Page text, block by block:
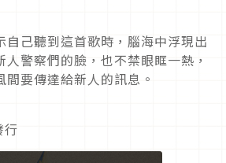
自己聽到這首歌時，腦海中浮現出
警察們的臉，也不禁眼眶一熱，
要傳達給新人的訊息。